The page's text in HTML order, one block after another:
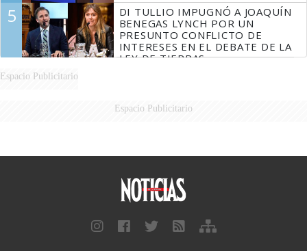
5
DI TULLIO IMPUGNÓ A JOAQUÍN
BENEGAS LYNCH POR UN
PRESUNTO CONFLICTO DE
INTERESES EN EL DEBATE DE LA
LEY DE TIERRAS
Espacio Publicitario
Espacio Publicitario